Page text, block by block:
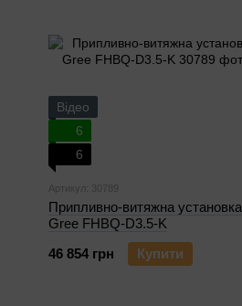
Відео
6
6
Артикул: 30789
Припливно-витяжна установка
Gree FHBQ-D3.5-K
46 854 грн
Купити